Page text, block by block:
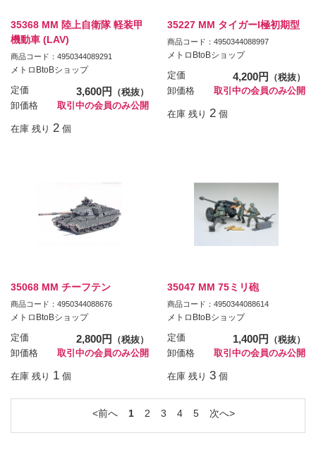
35368 MM 陸上自衛隊 軽装甲
機動車 (LAV)
商品コード：4950344089291
メトロBtoBショップ
定価 3,600円
（税抜）
卸価格
取引中の会員のみ公開
在庫 残り 2 個
35227 MM タイガーI極初期型
商品コード：4950344088997
メトロBtoBショップ
定価 4,200円
（税抜）
卸価格
取引中の会員のみ公開
在庫 残り 2 個
35068 MM チーフテン
商品コード：4950344088676
メトロBtoBショップ
定価 2,800円
（税抜）
卸価格
取引中の会員のみ公開
在庫 残り 1 個
35047 MM 75ミリ砲
商品コード：4950344088614
メトロBtoBショップ
定価 1,400円
（税抜）
卸価格
取引中の会員のみ公開
在庫 残り 3 個
前へ 1 2 3 4 5 次へ